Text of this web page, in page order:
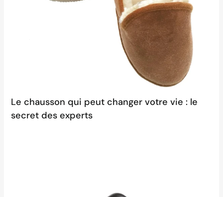
Le chausson qui peut changer votre vie : le
secret des experts